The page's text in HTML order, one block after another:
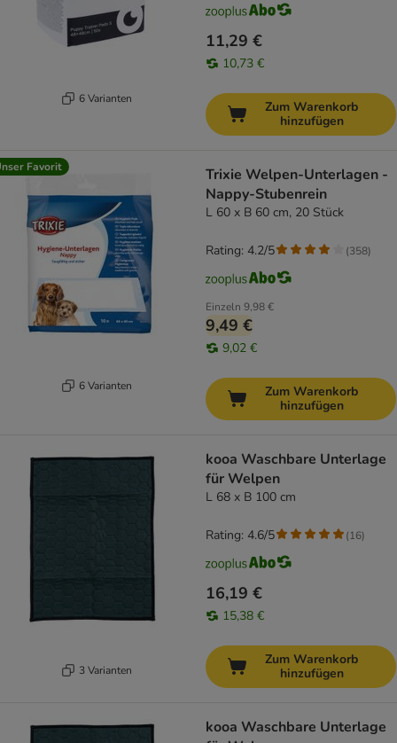
6 Varianten
11,29 €
10,73 €
Zum Warenkorb
hinzufügen
Favorit
6 Varianten
Trixie Welpen-Unterlagen -
Nappy-Stubenrein
L 60 x B 60 cm, 20 Stück
Einzeln 9,98 €
9,49 €
9,02 €
Rating: 4.2/5 (358)
Zum Warenkorb
hinzufügen
3 Varianten
kooa Waschbare Unterlage
für Welpen
L 68 x B 100 cm
16,19 €
15,38 €
Rating: 4.6/5 (16)
Zum Warenkorb
hinzufügen
kooa Waschbare Unterlage